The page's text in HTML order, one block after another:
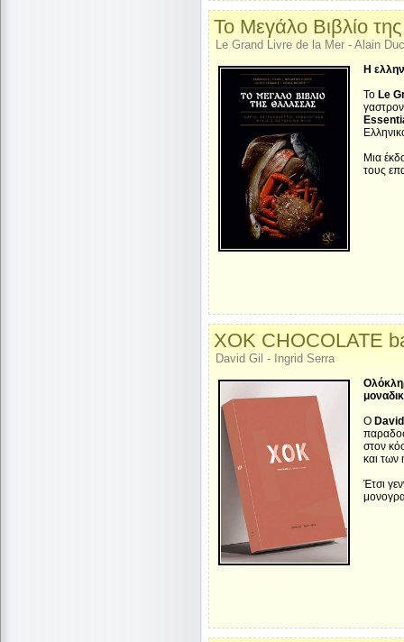
Το Μεγάλο Βιβλίο
Le Grand Livre de la Mer - Alain
Η
Το Le
Μια
τους
ΧΟΚ CHOCOLATE
David Gil - Ingrid Serra
Ο
στον
και των
Έτσι